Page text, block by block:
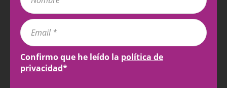
Confirmo que he leído la política de
privacidad*